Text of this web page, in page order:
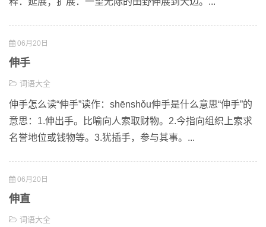
06月20日
伸手
词语大全
伸手怎么读“伸手”读作：shēnshǒu伸手是什么意思“伸手”的
意思：1.伸出手。比喻向人索取财物。2.今指向组织上索求
名誉地位或钱物等。3.犹插手，参与其事。...
06月20日
伸直
词语大全